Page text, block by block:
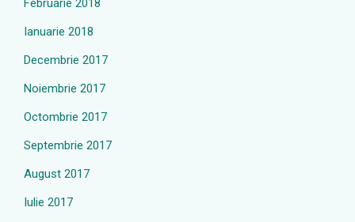
Februarie 2018
Ianuarie 2018
Decembrie 2017
Noiembrie 2017
Octombrie 2017
Septembrie 2017
August 2017
Iulie 2017